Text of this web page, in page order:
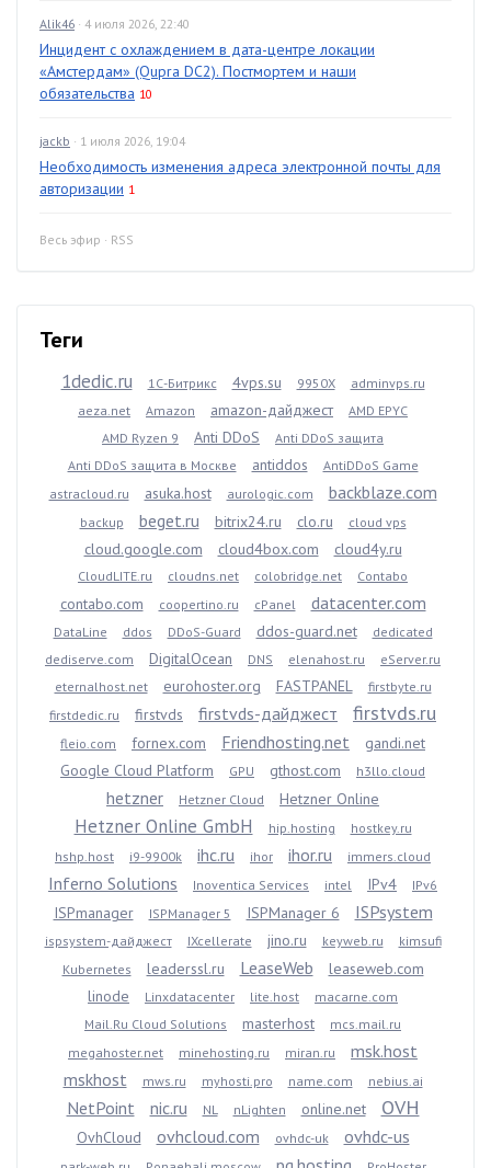
Alik46 · 4 июля 2026, 22:40
Инцидент с охлаждением в дата-центре локации
«Амстердам» (Qupra DC2). Постмортем и наши
обязательства 10
jackb · 1 июля 2026, 19:04
Необходимость изменения адреса электронной почты для
авторизации 1
Весь эфир · RSS
Теги
1dedic.ru 1С-Битрикс 4vps.su 9950X
adminvps.ru
aeza.net
Amazon amazon-дайджест
AMD EPYC
AMD Ryzen 9
Anti DDoS
Anti DDoS защита
Anti DDoS защита в Москве
antiddos
AntiDDoS Game
astracloud.ru
asuka.host aurologic.com backblaze.com
backup beget.ru bitrix24.ru clo.ru cloud vps
cloud.google.com cloud4box.com cloud4y.ru
CloudLITE.ru cloudns.net colobridge.net Contabo
contabo.com coopertino.ru cPanel datacenter.com
DataLine ddos DDoS-Guard ddos-guard.net
dedicated
dediserve.com
DigitalOcean DNS elenahost.ru
eServer.ru
eternalhost.net
eurohoster.org FASTPANEL
firstbyte.ru
firstdedic.ru
firstvds firstvds-дайджест firstvds.ru
fleio.com fornex.com Friendhosting.net
gandi.net
Google Cloud Platform
GPU gthost.com h3llo.cloud
hetzner Hetzner Cloud Hetzner Online
Hetzner Online GmbH hip.hosting
hostkey.ru
hshp.host
i9-9900k ihc.ru ihor ihor.ru immers.cloud
Inferno Solutions Inoventica Services intel IPv4 IPv6
ISPmanager ISPManager 5 ISPManager 6 ISPsystem
ispsystem-дайджест IXcellerate jino.ru keyweb.ru
kimsufi
Kubernetes
leaderssl.ru LeaseWeb
leaseweb.com
linode
Linxdatacenter lite.host
macarne.com
Mail.Ru Cloud Solutions
masterhost
mcs.mail.ru
megahoster.net
minehosting.ru miran.ru
msk.host
mskhost
mws.ru myhosti.pro name.com nebius.ai
NetPoint nic.ru NL nLighten online.net OVH
OvhCloud ovhcloud.com ovhdc-uk ovhdc-us